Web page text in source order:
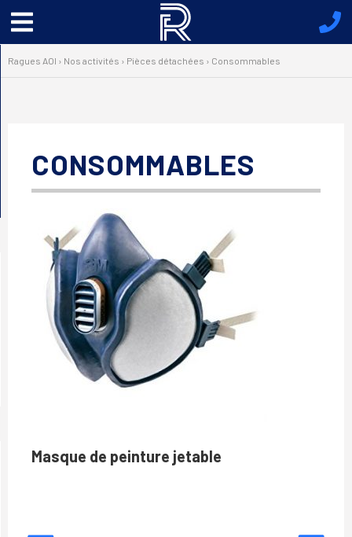
Menu
principal
Ragues AOI › Nos activités › Pièces détachées › Consommables
CONSOMMABLES
Masque de peinture jetable